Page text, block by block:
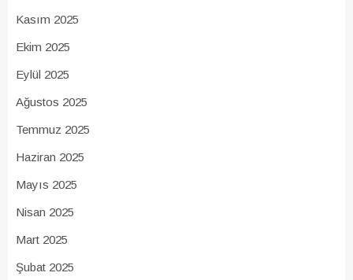
Kasım 2025
Ekim 2025
Eylül 2025
Ağustos 2025
Temmuz 2025
Haziran 2025
Mayıs 2025
Nisan 2025
Mart 2025
Şubat 2025